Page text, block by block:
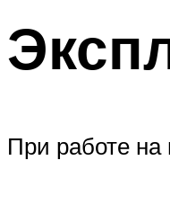
При работе